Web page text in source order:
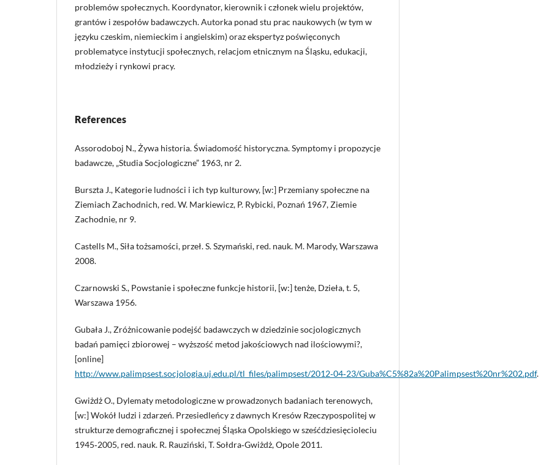
problemów społecznych. Koordynator, kierownik i członek wielu projektów,
grantów i zespołów badawczych. Autorka ponad stu prac naukowych (w tym w
języku czeskim, niemieckim i angielskim) oraz ekspertyz poświęconych
problematyce instytucji społecznych, relacjom etnicznym na Śląsku, edukacji,
młodzieży i rynkowi pracy.
References
Assorodoboj N., Żywa historia. Świadomość historyczna. Symptomy i propozycje
badawcze, „Studia Socjologiczne” 1963, nr 2.
Burszta J., Kategorie ludności i ich typ kulturowy, [w:] Przemiany społeczne na
Ziemiach Zachodnich, red. W. Markiewicz, P. Rybicki, Poznań 1967, Ziemie
Zachodnie, nr 9.
Castells M., Siła tożsamości, przeł. S. Szymański, red. nauk. M. Marody, Warszawa
2008.
Czarnowski S., Powstanie i społeczne funkcje historii, [w:] tenże, Dzieła, t. 5,
Warszawa 1956.
Gubała J., Zróżnicowanie podejść badawczych w dziedzinie socjologicznych
badań pamięci zbiorowej – wyższość metod jakościowych nad ilościowymi?,
[online]
http://www.palimpsest.socjologia.uj.edu.pl/tl_files/palimpsest/2012‑04‑23/Guba%C5%82a%20Palimpsest%20nr%202.pdf.
Gwiżdż O., Dylematy metodologiczne w prowadzonych badaniach terenowych,
[w:] Wokół ludzi i zdarzeń. Przesiedleńcy z dawnych Kresów Rzeczypospolitej w
strukturze demograficznej i społecznej Śląska Opolskiego w sześćdziesięcioleciu
1945‑2005, red. nauk. R. Rauziński, T. Sołdra‑Gwiżdż, Opole 2011.